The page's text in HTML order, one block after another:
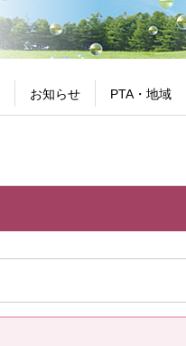
お知らせ PTA・地域